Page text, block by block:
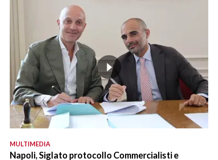
MULTIMEDIA
Napoli, Siglato protocollo Commercialisti e